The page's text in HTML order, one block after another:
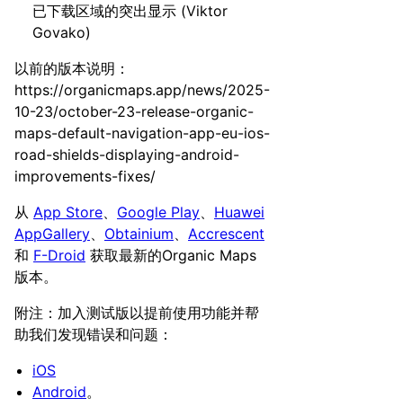
已下载区域的突出显示 (Viktor
Govako)
以前的版本说明：
https://organicmaps.app/news/2025-
10-23/october-23-release-organic-
maps-default-navigation-app-eu-ios-
road-shields-displaying-android-
improvements-fixes/
从 App Store、 Google Play、 Huawei
AppGallery、 Obtainium、 Accrescent
和 F-Droid 获取最新的Organic Maps
版本。
附注：加入测试版以提前使用功能并帮
助我们发现错误和问题：
iOS
Android。